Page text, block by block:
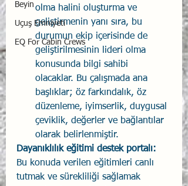
Beyin
Uçuş Emniyeti
EQ For Cabin Crews
olma halini oluşturma ve
geliştirmenin yanı sıra, bu
durumun ekip içerisinde de
geliştirilmesinin lideri olma
konusunda bilgi sahibi
olacaklar. Bu çalışmada ana
başlıklar; öz farkındalık, öz
düzenleme, iyimserlik, duygusal
çeviklik, değerler ve bağlantılar
olarak belirlenmiştir.
Dayanıklılık eğitimi destek portalı:
Bu konuda verilen eğitimleri canlı
tutmak ve sürekliliği sağlamak